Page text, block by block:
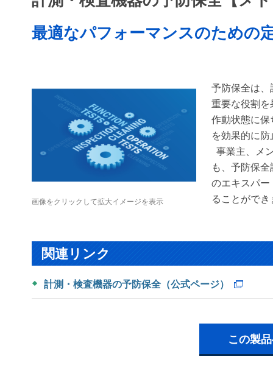
最適なパフォーマンスのための
画像をクリックして拡大イメージを表示
予防保全は、
重要な役割を
作動状態に保
を効果的に
事業主、メ
も、予防保
のエキスパー
ることができ
関連リンク
計測・検査機器の予防保全（公式ページ）
この製